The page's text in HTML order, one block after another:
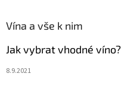
Vína a vše k nim
Jak vybrat vhodné víno?
8.9.2021